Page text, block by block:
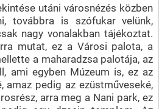
utáni városnézés közben
továbbra is szófukar velünk,
nagy vonalakban tájékoztat.
mutat, ez a Városi palota, a
a maharadzsa palotája, az
ami egyben Múzeum is, ez az
amaz pedig az ezüstműveseké,
arra meg a Nani park, ez